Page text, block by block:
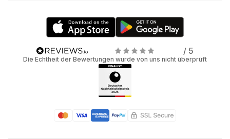
/ 5
Die Echtheit der Bewertungen wurde von uns nicht überprüft